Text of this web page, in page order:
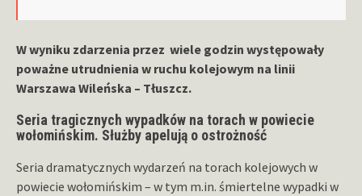
W wyniku zdarzenia przez wiele godzin występowały
poważne utrudnienia w ruchu kolejowym na linii
Warszawa Wileńska – Tłuszcz.
Seria tragicznych wypadków na torach w powiecie
wołomińskim. Służby apelują o ostrożność
Seria dramatycznych wydarzeń na torach kolejowych w
powiecie wołomińskim – w tym m.in. śmiertelne wypadki w